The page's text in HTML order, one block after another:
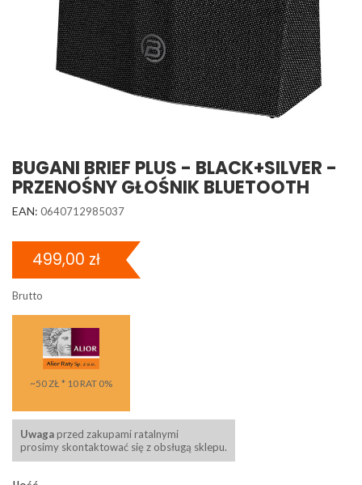
BUGANI BRIEF PLUS - BLACK+SILVER -
PRZENOŚNY GŁOŚNIK BLUETOOTH
EAN: 0640712985037
499,00 zł
Brutto
~50 ZŁ * 10 RAT 0%
Uwaga przed zakupami ratalnymi
prosimy skontaktować się z obsługą sklepu.